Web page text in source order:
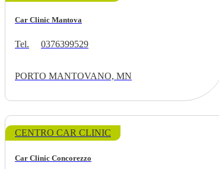
Car Clinic Mantova
Tel. 0376399529
PORTO MANTOVANO, MN
CENTRO CAR CLINIC
Car Clinic Concorezzo